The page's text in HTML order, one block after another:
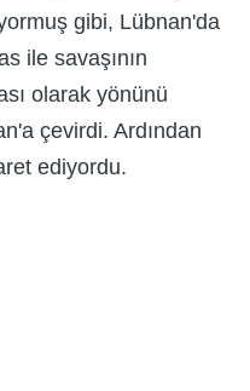
gibi, Lübnan'da
ile savaşının
olarak yönünü
çevirdi. Ardından
ediyordu.